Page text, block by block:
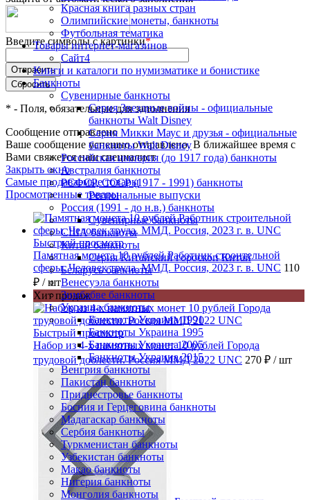
Красная книга разных стран
Олимпийские монеты, банкноты
Футбольная тематика
Товары интернет-магазинов
Сайт4
Книги и каталоги по нумизматике и бонистике
Банкноты
Сувенирные банкноты
Серия Звездные войны - официальные
банкноты Walt Disney
Серия Микки Маус и друзья - официальные
банкноты Walt Disney
Российская империя (до 1917 года) банкноты
Австралия банкноты
РСФСР, СССР (1917 - 1991) банкноты
Региональные выпуски
Россия (1991 - до н.в.) банкноты
Сувенирные банкноты
США банкноты
Китай банкноты
Серия Китайский гороскоп Китай
Беларусь банкноты
Венесуэла банкноты
Зимбабве банкноты
Украина банкноты
Банкноты Украина 1991
Банкноты Украина 1995
Банкноты Украина 2005
Банкноты Украина 2015
Венгрия банкноты
Пакистан банкноты
Приднестровье банкноты
Босния и Герцеговина банкноты
Мадагаскар банкноты
Сербия банкноты
Туркменистан банкноты
Узбекистан банкноты
Макао банкноты
Нигерия банкноты
Монголия банкноты
Введите символы с картинки*
* - Поля, обязательные для заполнения
Сообщение отправлено
Ваше сообщение успешно отправлено. В ближайшее время с
Вами свяжется наш специалист
Закрыть окно
Самые продаваемые товары
Просмотренные товары
Быстрый просмотр
Памятная монета 10 рублей Работник строительной
сферы. Человек труда. ММД. Россия, 2023 г. в. UNC 110
₽ / шт
Хит продаж
Быстрый просмотр
Набор из 4-х памятных монет 10 рублей Города
трудовой доблести. Россия ММД 2022 UNC 270 ₽ / шт